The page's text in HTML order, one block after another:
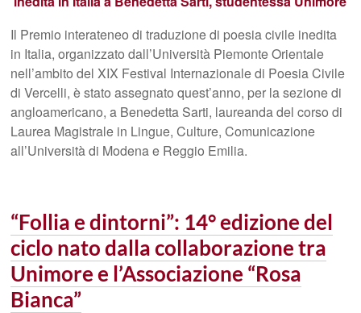
Il Premio interateneo di traduzione di poesia civile inedita
in Italia, organizzato dall’Università Piemonte Orientale
nell’ambito del XIX Festival Internazionale di Poesia Civile
di Vercelli, è stato assegnato quest’anno, per la sezione di
angloamericano, a Benedetta Sarti, laureanda del corso di
Laurea Magistrale in Lingue, Culture, Comunicazione
all’Università di Modena e Reggio Emilia.
“Follia e dintorni”: 14° edizione del
ciclo nato dalla collaborazione tra
Unimore e l’Associazione “Rosa
Bianca”